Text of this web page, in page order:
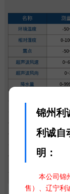
锦州利
利诚自
明：
本公司锦州
售）、辽宁利